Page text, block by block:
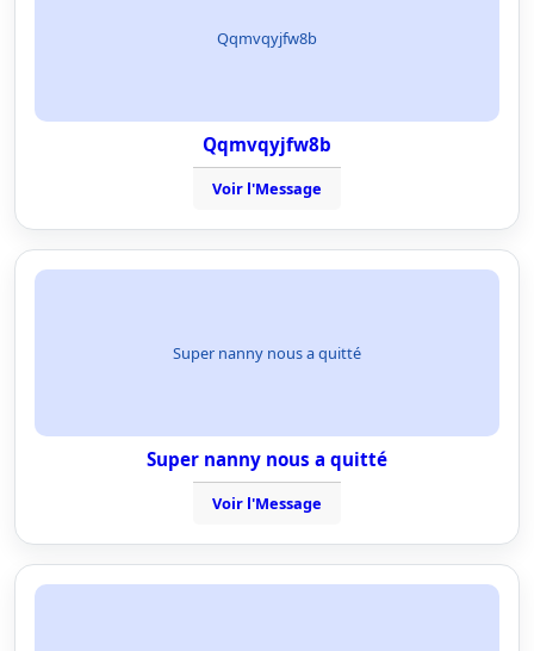
Qqmvqyjfw8b
Qqmvqyjfw8b
Voir l'Message
Super nanny nous a quitté
Super nanny nous a quitté
Voir l'Message